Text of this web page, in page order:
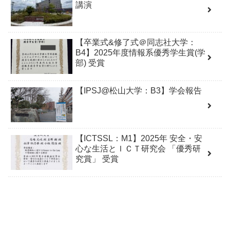
講演
【卒業式&修了式＠同志社大学：
B4】2025年度情報系優秀学生賞(学
部) 受賞
【IPSJ@松山大学：B3】学会報告
【ICTSSL：M1】2025年 安全・安
心な生活とＩＣＴ研究会 「優秀研
究賞」 受賞